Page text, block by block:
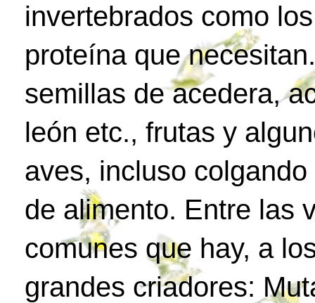
invertebrados como
proteína que
semillas de acedera,
león etc., frutas y
aves, incluso
de alimento. Entre las
comunes que hay, a
grandes criadores: